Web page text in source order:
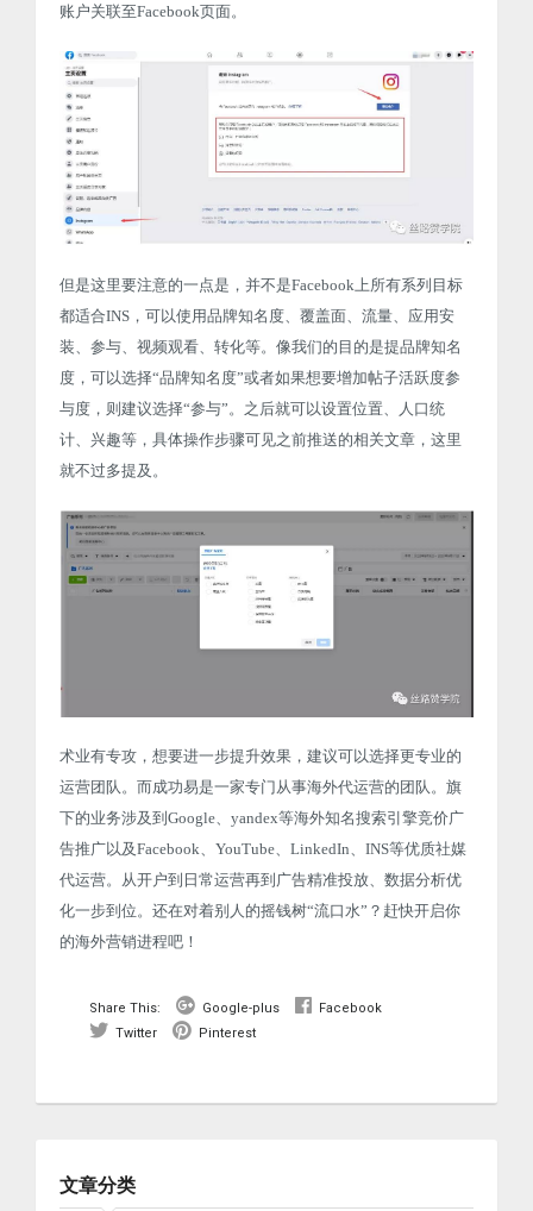
账户关联至Facebook页面。
但是这里要注意的一点是，并不是Facebook上所有系列目标
都适合INS，可以使用品牌知名度、覆盖面、流量、应用安
装、参与、视频观看、转化等。像我们的目的是提品牌知名
度，可以选择“品牌知名度”或者如果想要增加帖子活跃度参
与度，则建议选择“参与”。之后就可以设置位置、人口统
计、兴趣等，具体操作步骤可见之前推送的相关文章，这里
就不过多提及。
术业有专攻，想要进一步提升效果，建议可以选择更专业的
运营团队。而成功易是一家专门从事海外代运营的团队。旗
下的业务涉及到Google、yandex等海外知名搜索引擎竞价广
告推广以及Facebook、YouTube、LinkedIn、INS等优质社媒
代运营。从开户到日常运营再到广告精准投放、数据分析优
化一步到位。还在对着别人的摇钱树“流口水”？赶快开启你
的海外营销进程吧！
Share This: Google-plus
Facebook
Twitter
Pinterest
文章分类